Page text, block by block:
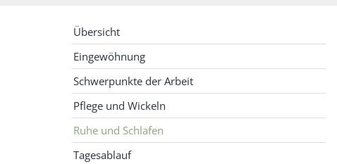
Übersicht
Eingewöhnung
Schwerpunkte der Arbeit
Pflege und Wickeln
Ruhe und Schlafen
Tagesablauf